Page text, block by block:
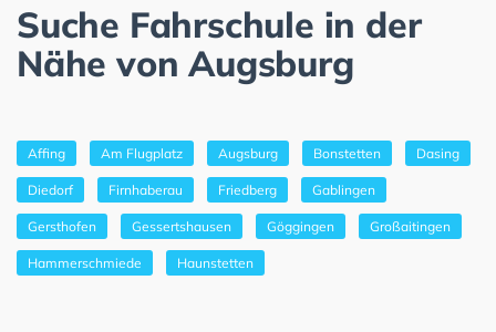
Suche Fahrschule in der
Nähe von Augsburg
Affing Am Flugplatz Augsburg Bonstetten Dasing
Diedorf Firnhaberau Friedberg Gablingen
Gersthofen Gessertshausen Göggingen Großaitingen
Hammerschmiede Haunstetten